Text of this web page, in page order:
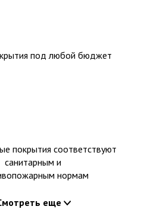
под любой бюджет
покрытия соответствуют
санитарным и
нормам
еще